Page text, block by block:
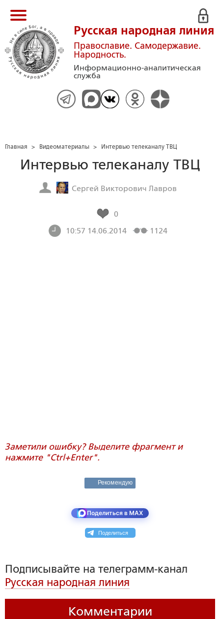
Русская народная линия
Православие. Самодержавие.
Народность.
Информационно-аналитическая
служба
Главная > Видеоматериалы > Интервью телеканалу ТВЦ
Интервью телеканалу ТВЦ
Сергей Викторович Лавров
0
10:57 14.06.2014
1124
Заметили ошибку? Выделите фрагмент и
нажмите "Ctrl+Enter".
Рекомендую
Поделиться в MAX
Поделиться
Подписывайте на телеграмм-канал
Русская народная линия
Комментарии